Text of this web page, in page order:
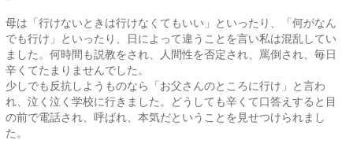
母は「行けないときは行けなくてもいい」といったり、「何がなん
でも行け」といったり、日によって違うことを言い私は混乱してい
ました。何時間も説教をされ、人間性を否定され、罵倒され、毎日
辛くてたまりませんでした。
少しでも反抗しようものなら「お父さんのところに行け」と言わ
れ、泣く泣く学校に行きました。どうしても辛くて口答えすると目
の前で電話され、呼ばれ、本気だということを見せつけられまし
た。